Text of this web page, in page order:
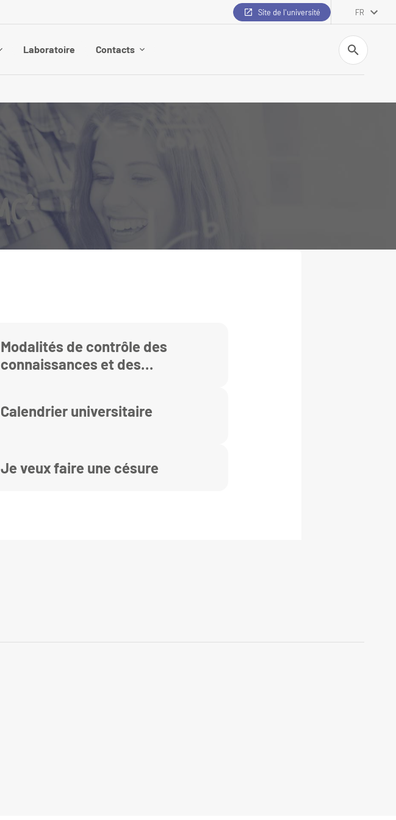
Site de l'université FR
Laboratoire Contacts
Recherche
Modalités de contrôle des
connaissances et des
Calendrier universitaire
Je veux faire une césure